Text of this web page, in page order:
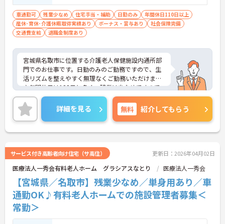
車通勤可 残業少なめ 住宅手当・補助 日勤のみ
年間休日110日以上
産休･育休･介護休暇取得実績あり
ボーナス・賞与あり
社会保険完備
交通費支給
退職金制度あり
宮城県名取市に位置する介護老人保健施設内通所部
門でのお仕事です。日勤のみのご勤務ですので、生
活リズムを整えやすく無理なくご勤務いただけます
♪年間休日は123日と多く、残業は少なめですので
ワークライフバランスも大切に働けます。充実した
福利厚生面も魅力◎ご興味のある方には、面接対策
ポイントなど、さらに詳細をお話しいたしますので
お気軽にご相談ください！
詳細を見る 無料 紹介してもらう
サービス付き高齢者向け住宅（サ高住） 更新日：2026年04月02日
医療法人一秀会有料老人ホーム グラシアスなとり 医療法人一秀会
【宮城県／名取市】残業少なめ／単身用あり／車
通勤OK♪有料老人ホームでの施設管理者募集＜
常勤＞